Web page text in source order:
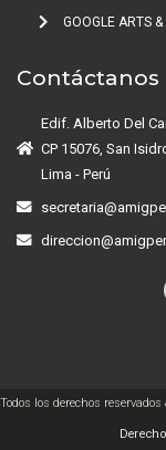
GOOGLE ARTS &
Contáctanos
Edif. Alberto Del
CP 15076, San
Lima - Perú
Todos los derechos